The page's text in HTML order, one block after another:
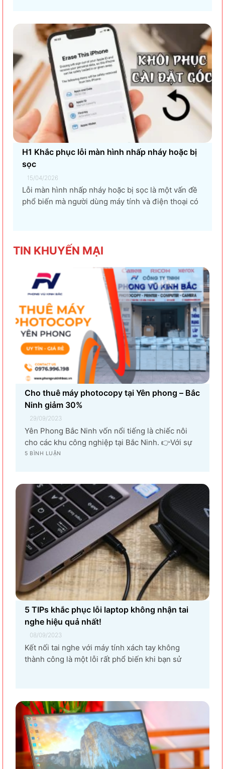
H1 Khắc phục lỗi màn hình nhấp nháy hoặc bị
sọc
15/04/2026
Lỗi màn hình nhấp nháy hoặc bị sọc là một vấn đề
phổ biến mà người dùng máy tính và điện thoại có
TIN KHUYẾN MẠI
Cho thuê máy photocopy tại Yên phong – Bắc
Ninh giảm 30%
29/09/2023
Yên Phong Bắc Ninh vốn nổi tiếng là chiếc nôi
cho các khu công nghiệp tại Bắc Ninh. 👉Với sự
góp mặt của tập đoàn SamSung đầu tư cho hạng
5 BÌNH LUẬN
5 TIPs khắc phục lỗi laptop không nhận tai
nghe hiệu quả nhất!
08/09/2023
Kết nối tai nghe với máy tính xách tay không
thành công là một lỗi rất phổ biến khi bạn sử